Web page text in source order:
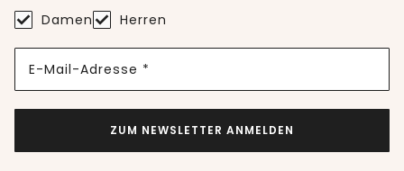
Damen Herren
E-Mail-Adresse *
ZUM NEWSLETTER ANMELDEN